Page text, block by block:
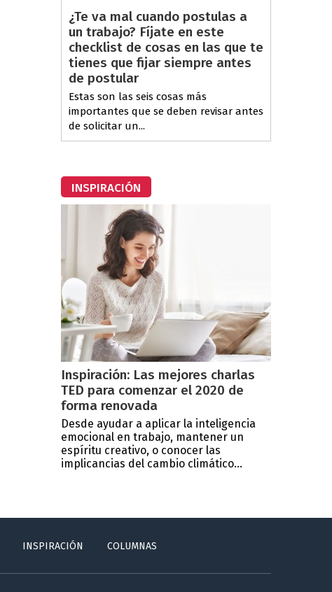
¿Te va mal cuando postulas a
un trabajo? Fíjate en este
checklist de cosas en las que te
tienes que fijar siempre antes
de postular
Estas son las seis cosas más
importantes que se deben revisar antes
de solicitar un...
INSPIRACIÓN
Inspiración: Las mejores charlas
TED para comenzar el 2020 de
forma renovada
Desde ayudar a aplicar la inteligencia
emocional en trabajo, mantener un
espíritu creativo, o conocer las
implicancias del cambio climático...
INSPIRACIÓN COLUMNAS